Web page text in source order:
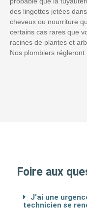
des lingettes jetées
cheveux ou nourriture
certains cas rares que
racines de plantes et
Nos plombiers régleront
Foire aux
J'ai une
technicien se